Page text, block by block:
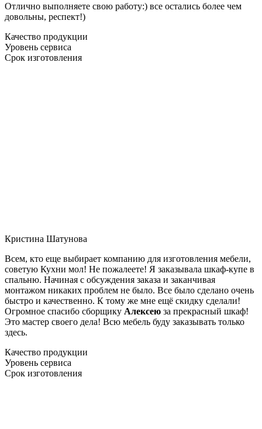
Отлично выполняете свою работу:) все остались более чем
довольны, респект!)
Качество продукции
Уровень сервиса
Срок изготовления
Кристина Шатунова
Всем, кто еще выбирает компанию для изготовления мебели,
советую Кухни мол! Не пожалеете! Я заказывала шкаф-купе в
спальню. Начиная с обсуждения заказа и заканчивая
монтажом никаких проблем не было. Все было сделано очень
быстро и качественно. К тому же мне ещё скидку сделали!
Огромное спасибо сборщику Алексею за прекрасный шкаф!
Это мастер своего дела! Всю мебель буду заказывать только
здесь.
Качество продукции
Уровень сервиса
Срок изготовления